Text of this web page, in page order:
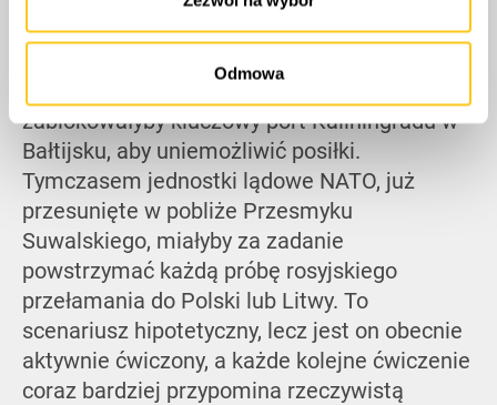
Odmowa
podczas gdy niemieckie i amerykańskie
samoloty wykonywałyby misje tłumienia
zablokowałyby kluczowy port Kaliningradu w
Bałtijsku, aby uniemożliwić posiłki.
Tymczasem jednostki lądowe NATO, już
przesunięte w pobliże Przesmyku
Suwalskiego, miałyby za zadanie
powstrzymać każdą próbę rosyjskiego
przełamania do Polski lub Litwy. To
scenariusz hipotetyczny, lecz jest on obecnie
aktywnie ćwiczony, a każde kolejne ćwiczenie
coraz bardziej przypomina rzeczywistą